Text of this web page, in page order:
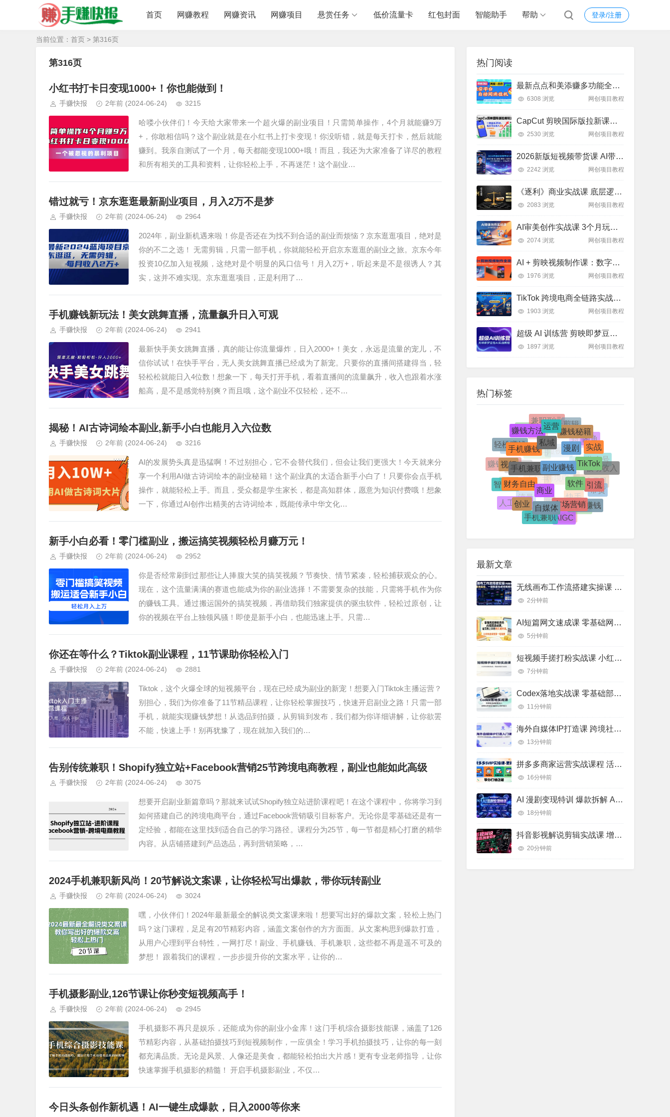
登录/注册
首页 网赚教程 网赚资讯 网赚项目 悬赏任务 低价流量卡 红包封面 智能助手 帮助
当前位置： 首页 > 第316页
第316页
小红书打卡日变现1000+！你也能做到！
手赚快报 2年前 (2024-06-24) 3215
哈喽小伙伴们！今天给大家带来一个超火爆的副业项目！只需简单操作，4个月就能赚9万
+，你敢相信吗？这个副业就是在小红书上打卡变现！你没听错，就是每天打卡，然后就能
赚到。我亲自测试了一个月，每天都能变现1000+哦！而且，我还为大家准备了详尽的教程
和所有相关的工具和资料，让你轻松上手，不再迷茫！这个副业…
错过就亏！京东逛逛最新副业项目，月入2万不是梦
手赚快报 2年前 (2024-06-24) 2964
2024年，副业新机遇来啦！你是否还在为找不到合适的副业而烦恼？京东逛逛项目，绝对是
你的不二之选！ 无需剪辑，只需一部手机，你就能轻松开启京东逛逛的副业之旅。京东今年
投资10亿加入短视频，这绝对是个明显的风口信号！月入2万+，听起来是不是很诱人？其
实，这并不难实现。京东逛逛项目，正是利用了…
手机赚钱新玩法！美女跳舞直播，流量飙升日入可观
手赚快报 2年前 (2024-06-24) 2941
最新快手美女跳舞直播，真的能让你流量爆炸，日入2000+！美女，永远是流量的宠儿，不
信你试试！在快手平台，无人美女跳舞直播已经成为了新宠。只要你的直播间搭建得当，轻
轻松松就能日入4位数！想象一下，每天打开手机，看着直播间的流量飙升，收入也跟着水涨
船高，是不是感觉特别爽？而且哦，这个副业不仅轻松，还不…
揭秘！AI古诗词绘本副业,新手小白也能月入六位数
手赚快报 2年前 (2024-06-24) 3216
AI的发展势头真是迅猛啊！不过别担心，它不会替代我们，但会让我们更强大！今天就来分
享一个利用AI做古诗词绘本的副业秘籍！这个副业真的太适合新手小白了！只要你会点手机
操作，就能轻松上手。而且，受众都是学生家长，都是高知群体，愿意为知识付费哦！想象
一下，你通过AI创作出精美的古诗词绘本，既能传承中华文化…
新手小白必看！零门槛副业，搬运搞笑视频轻松月赚万元！
手赚快报 2年前 (2024-06-24) 2952
你是否经常刷到过那些让人捧腹大笑的搞笑视频？节奏快、情节紧凑，轻松捕获观众的心。
现在，这个流量满满的赛道也能成为你的副业选择！不需要复杂的技能，只需将手机作为你
的赚钱工具。通过搬运国外的搞笑视频，再借助我们独家提供的驱虫软件，轻松过原创，让
你的视频在平台上独领风骚！即使是新手小白，也能迅速上手。只需…
你还在等什么？Tiktok副业课程，11节课助你轻松入门
手赚快报 2年前 (2024-06-24) 2881
Tiktok，这个火爆全球的短视频平台，现在已经成为副业的新宠！想要入门Tiktok主播运营？
别担心，我们为你准备了11节精品课程，让你轻松掌握技巧，快速开启副业之路！只需一部
手机，就能实现赚钱梦想！从选品到拍摄，从剪辑到发布，我们都为你详细讲解，让你欲罢
不能，快速上手！别再犹豫了，现在就加入我们的…
告别传统兼职！Shopify独立站+Facebook营销25节跨境电商教程，副业也能如此高级
手赚快报 2年前 (2024-06-24) 3075
想要开启副业新篇章吗？那就来试试Shopify独立站进阶课程吧！在这个课程中，你将学习到
如何搭建自己的跨境电商平台，通过Facebook营销吸引目标客户。无论你是零基础还是有一
定经验，都能在这里找到适合自己的学习路径。课程分为25节，每一节都是精心打磨的精华
内容。从店铺搭建到产品选品，再到营销策略，…
2024手机兼职新风尚！20节解说文案课，让你轻松写出爆款，带你玩转副业
手赚快报 2年前 (2024-06-24) 3024
嘿，小伙伴们！2024年最新最全的解说类文案课来啦！想要写出好的爆款文案，轻松上热门
吗？这门课程，足足有20节精彩内容，涵盖文案创作的方方面面。从文案构思到爆款打造，
从用户心理到平台特性，一网打尽！副业、手机赚钱、手机兼职，这些都不再是遥不可及的
梦想！ 跟着我们的课程，一步步提升你的文案水平，让你的…
手机摄影副业,126节课让你秒变短视频高手！
手赚快报 2年前 (2024-06-24) 2945
手机摄影不再只是娱乐，还能成为你的副业小金库！这门手机综合摄影技能课，涵盖了126
节精彩内容，从基础拍摄技巧到短视频制作，一应俱全！学习手机拍摄技巧，让你的每一刻
都充满品质。无论是风景、人像还是美食，都能轻松拍出大片感！更有专业老师指导，让你
快速掌握手机摄影的精髓！ 开启手机摄影副业，不仅…
今日头条创作新机遇！AI一键生成爆款，日入2000等你来
热门阅读
最新点点和美添赚多功能全自动挂机项目，单机一天5-10米 多号多撸【永久脚本+使用教程]
6308 浏览 网创项目教程
CapCut 剪映国际版拉新课：亲测日入 3 张 + 附教程
2530 浏览 网创项目教程
2026新版短视频带货课 AI带货+数字人+多赛道实操教程
2242 浏览 网创项目教程
《逐利》商业实战课 底层逻辑 + 18 锦囊 跨周期财富心法
2083 浏览 网创项目教程
AI审美创作实战课 3个月玩透AI艺术 突破创作瓶颈
2074 浏览 网创项目教程
AI + 剪映视频制作课：数字人特效 + 带货转型，全攻略实操教学
1976 浏览 网创项目教程
TikTok 跨境电商全链路实战：从亏损到 2000 万 GMV 的方法论
1903 浏览 网创项目教程
超级 AI 训练营 剪映即梦豆包实战教程 爆款制作指南
1897 浏览 网创项目教程
热门标签
短视频
AI应用
电商
电商(跨境)
抖音
直播
跨境电商
小红书
拼多多
视频号
淘宝
兼职副业剪辑
闲鱼
公众号
赚钱项目
快手
IP
流量
项目
赚钱副业
轻松赚钱
赚钱方法
运营
赚钱秘籍
实战
被动收入
带货
变现
网络兼职
剪映
人工智能
智能体
视频
手机赚钱
私域
漫剧
TikTok
引流
小白赚钱
AIGC
手机兼职
创业
财务自由
手机兼职赚钱副业赚钱
软件
市场营销
自媒体
商业
最新文章
无线画布工作流搭建实操课 电脑端AI视频图文批量生成商业落地教程
2分钟前
AI短篇网文速成课 零基础网文写作通关 过稿创作实操教程（8月更新）
5分钟前
短视频手搓打粉实战课 小红书抖音截流玩法 账号流量运营实操教程
7分钟前
Codex落地实战课 零基础部署接入 AI办公创作高效工作流实操教程
11分钟前
海外自媒体IP打造课 跨境社媒运营 全球流量搭建实操教程
13分钟前
拼多多商家运营实战课程 活动推广优化 AI 赋能店铺运营教学
16分钟前
AI 漫剧变现特训 爆款拆解 AI 工具矩阵 小说改编漫剧批量剪辑实操教学
18分钟前
抖音影视解说剪辑实战课 增量流量逻辑 内部高阶创作玩法教学
20分钟前